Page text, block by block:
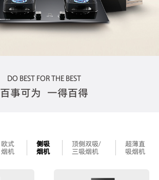
DO BEST FOR THE BEST
百事可为 一得百得
欧式
烟机
侧吸
烟机
顶侧双吸/
三吸烟机
超薄直
吸烟机